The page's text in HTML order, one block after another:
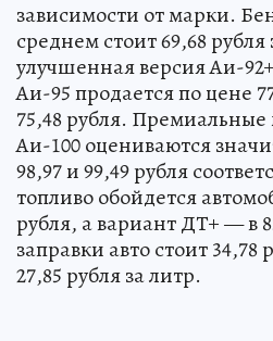
зависимости от марки.
среднем стоит 69,68 рубля
улучшенная версия Аи-
Аи-95 продается по цене
75,48 рубля.
Аи-100 оцениваются
98,97 и 99,49 рубля
топливо обойдется
рубля, а вариант ДТ+ — в
заправки авто стоит
27,85 рубля за литр.